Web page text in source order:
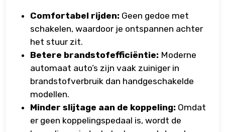
Comfortabel rijden: Geen gedoe met
schakelen, waardoor je ontspannen achter
het stuur zit.
Betere brandstofefficiëntie: Moderne
automaat auto’s zijn vaak zuiniger in
brandstofverbruik dan handgeschakelde
modellen.
Minder slijtage aan de koppeling: Omdat
er geen koppelingspedaal is, wordt de